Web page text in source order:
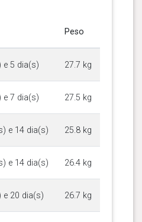
Peso
e 5 dia(s) 27.7 kg
e 7 dia(s) 27.5 kg
e 14 dia(s) 25.8 kg
e 14 dia(s) 26.4 kg
e 20 dia(s) 26.7 kg